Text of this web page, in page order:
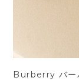
Burberry バー